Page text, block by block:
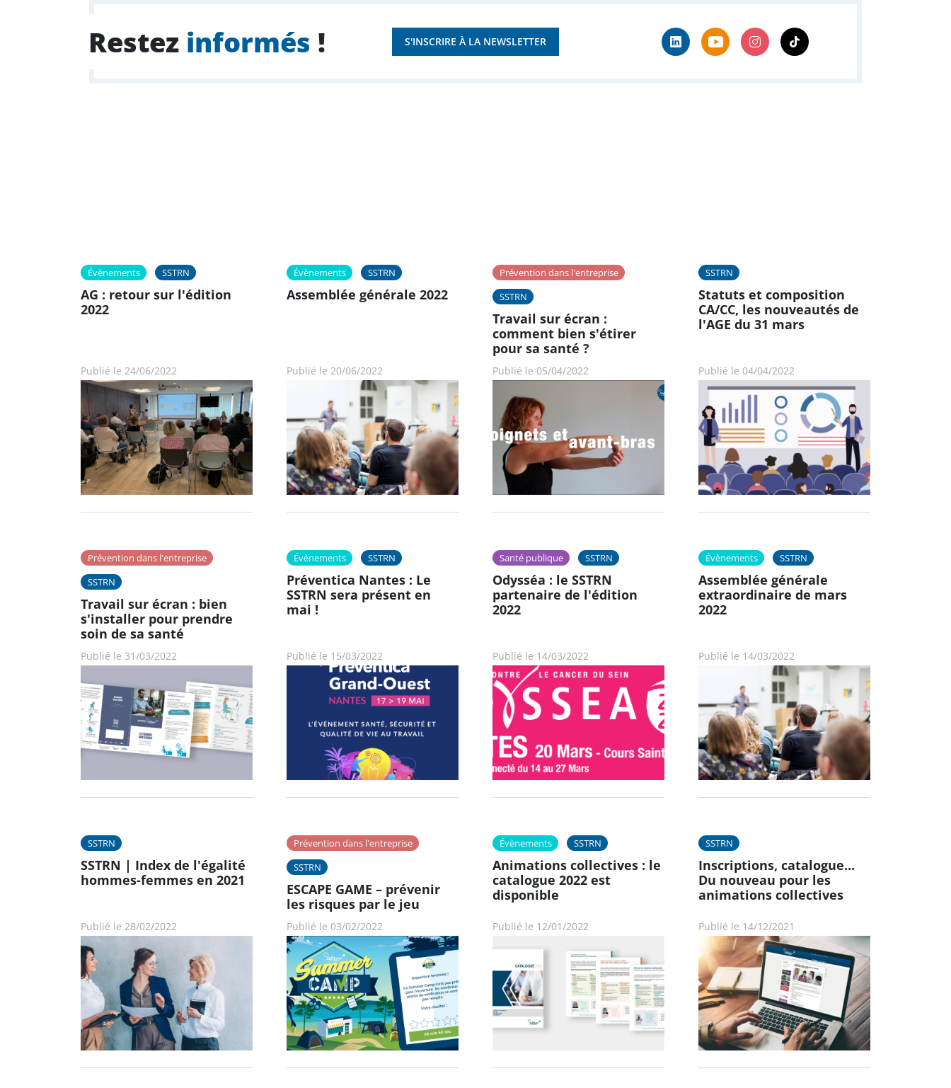
Restez informés ! S'INSCRIRE À LA NEWSLETTER
Évènements SSTRN
AG : retour sur l'édition
2022
Publié le 24/06/2022
Évènements SSTRN
Assemblée générale 2022
Publié le 20/06/2022
Prévention dans l'entreprise
SSTRN
Travail sur écran :
comment bien s'étirer
pour sa santé ?
Publié le 05/04/2022
SSTRN
Statuts et composition
CA/CC, les nouveautés de
l'AGE du 31 mars
Publié le 04/04/2022
Prévention dans l'entreprise
SSTRN
Travail sur écran : bien
s'installer pour prendre
soin de sa santé
Publié le 31/03/2022
Évènements SSTRN
Préventica Nantes : Le
SSTRN sera présent en
mai !
Publié le 15/03/2022
Santé publique SSTRN
Odysséa : le SSTRN
partenaire de l'édition
2022
Publié le 14/03/2022
Évènements SSTRN
Assemblée générale
extraordinaire de mars
2022
Publié le 14/03/2022
SSTRN
SSTRN | Index de l'égalité
hommes-femmes en 2021
Publié le 28/02/2022
Prévention dans l'entreprise
SSTRN
ESCAPE GAME – prévenir
les risques par le jeu
Publié le 03/02/2022
Évènements SSTRN
Animations collectives : le
catalogue 2022 est
disponible
Publié le 12/01/2022
SSTRN
Inscriptions, catalogue...
Du nouveau pour les
animations collectives
Publié le 14/12/2021